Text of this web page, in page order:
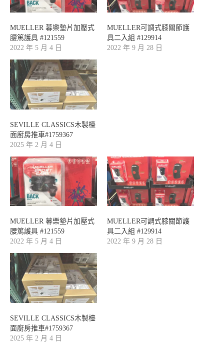
MUELLER 幕樂墊片加壓式
腰篤護具 #121559
2022 年 5 月 4 日
MUELLER可調式膝關節護
具二入組 #129914
2022 年 9 月 28 日
SEVILLE CLASSICS木製檯
面廚房推車#1759367
2025 年 2 月 4 日
MUELLER 幕樂墊片加壓式
腰篤護具 #121559
2022 年 5 月 4 日
MUELLER可調式膝關節護
具二入組 #129914
2022 年 9 月 28 日
SEVILLE CLASSICS木製檯
面廚房推車#1759367
2025 年 2 月 4 日